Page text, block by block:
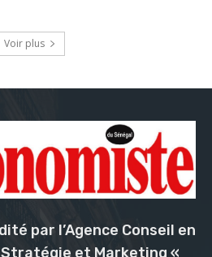
Voir plus
par l’Agence Conseil en
et Marketing «